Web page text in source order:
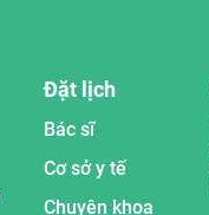
Đặt lịch
Bác sĩ
Cơ sở y tế
Chuyên khoa